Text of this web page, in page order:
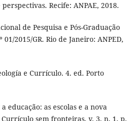
Recife: ANPAE, 2018.
de Pesquisa e Pós-Graduação
2015/GR. Rio de Janeiro: ANPED,
e Currículo. 4. ed. Porto
a educação: as escolas e a nova
sem fronteiras, v. 3, n. 1, p.